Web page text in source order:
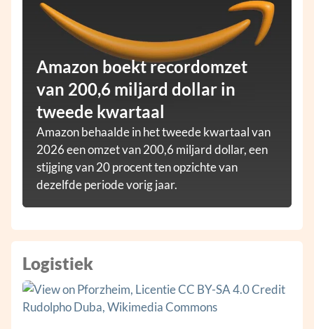
Amazon boekt recordomzet
van 200,6 miljard dollar in
tweede kwartaal
Amazon behaalde in het tweede kwartaal van
2026 een omzet van 200,6 miljard dollar, een
stijging van 20 procent ten opzichte van
dezelfde periode vorig jaar.
Logistiek